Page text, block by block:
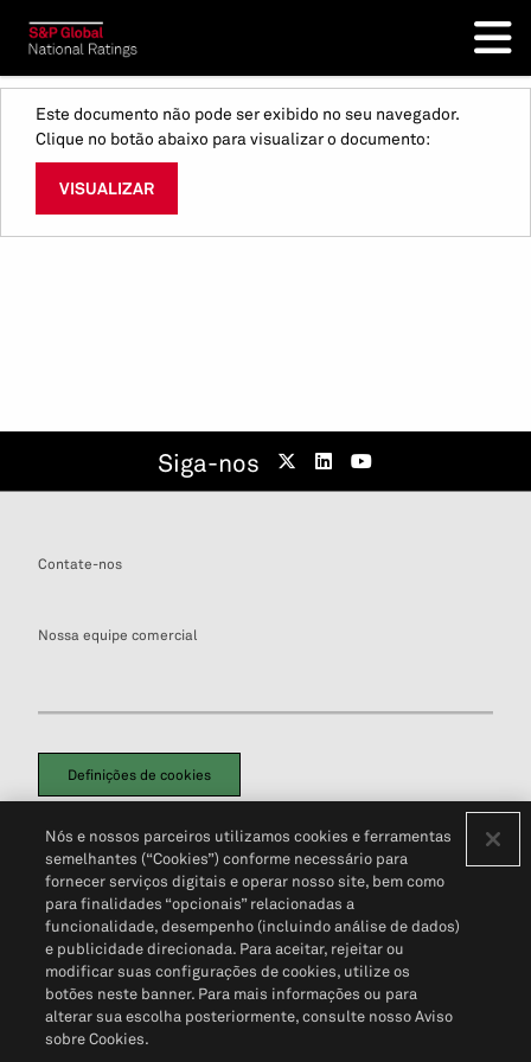
Este documento não pode ser exibido no seu navegador.
Clique no botão abaixo para visualizar o documento:
VISUALIZAR
Siga-nos
Contate-nos
Nossa equipe comercial
Definições de cookies
Política de PrivacidadePortal de privacidade do cliente (em inglês)
Não Venda Minhas Informações Pessoais© 2026 S&P Global
Nós e nossos parceiros utilizamos cookies e ferramentas
semelhantes (“Cookies”) conforme necessário para
fornecer serviços digitais e operar nosso site, bem como
para finalidades “opcionais” relacionadas a
funcionalidade, desempenho (incluindo análise de dados)
e publicidade direcionada. Para aceitar, rejeitar ou
modificar suas configurações de cookies, utilize os
botões neste banner. Para mais informações ou para
alterar sua escolha posteriormente, consulte nosso Aviso
sobre Cookies.